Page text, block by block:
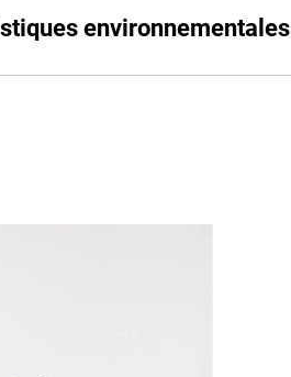
environnementales